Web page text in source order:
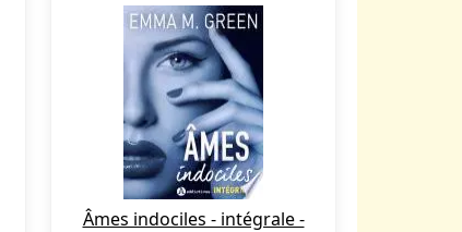
Âmes indociles - intégrale -